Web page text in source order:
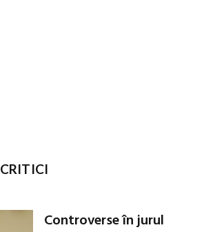
CRITICI
Controverse în jurul